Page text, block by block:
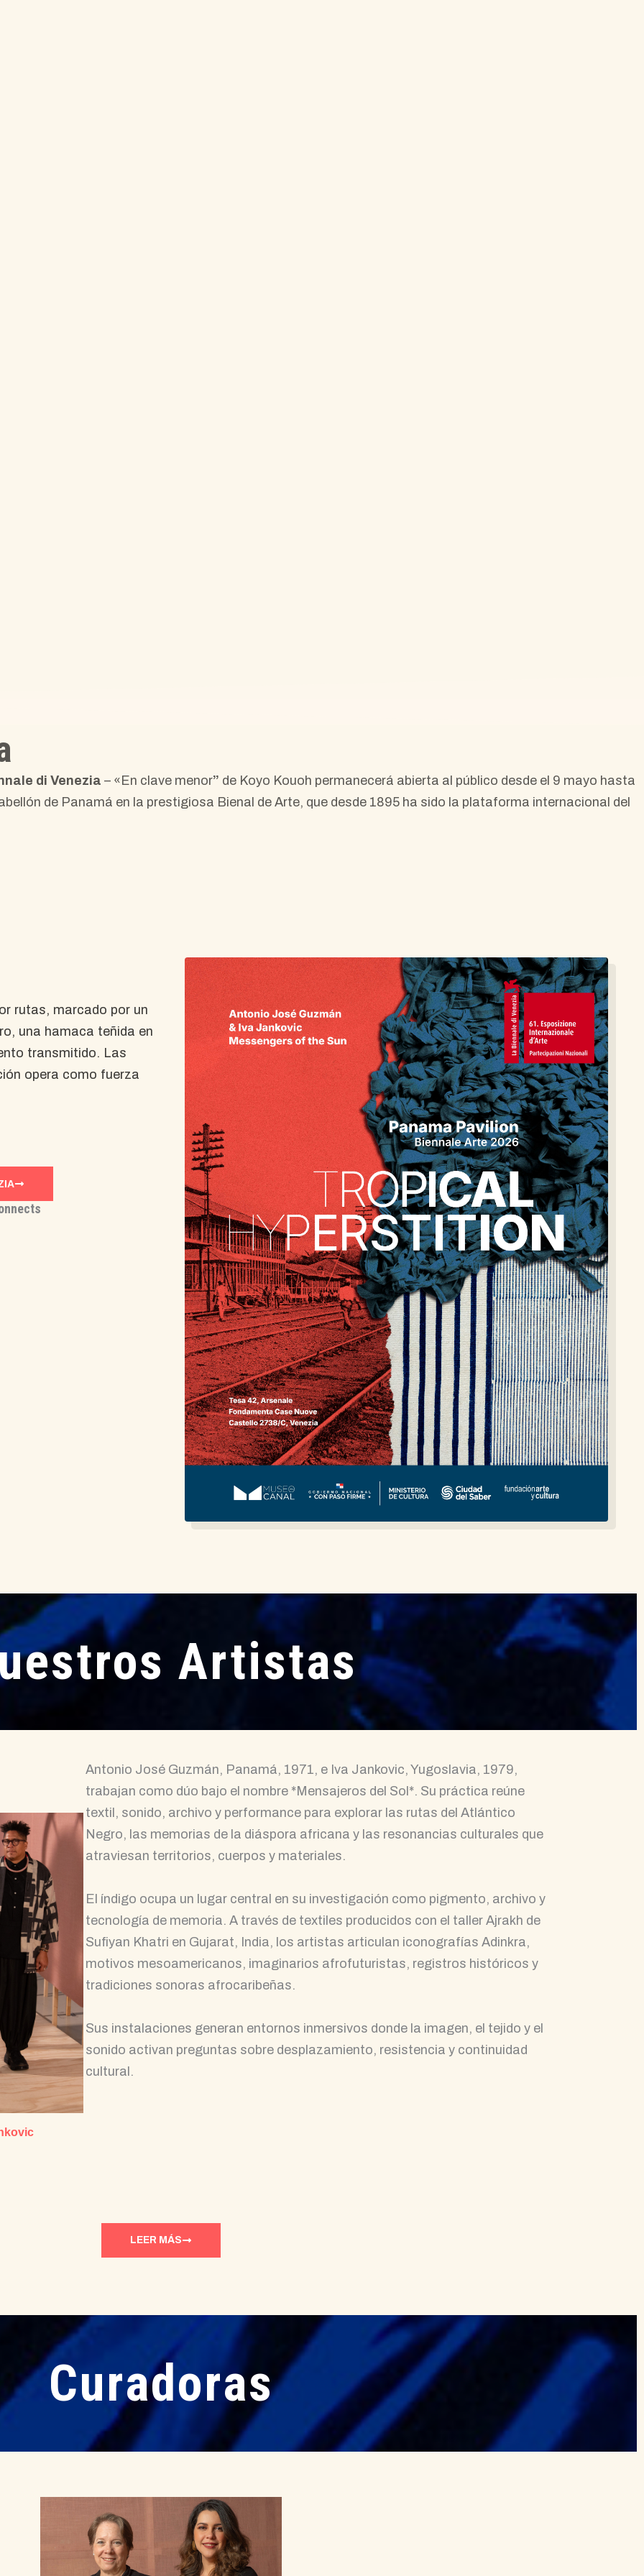
di Venezia – «En clave menor” de Koyo Kouoh permanecerá abierta al público desde el 9 mayo hasta
de Panamá en la prestigiosa Bienal de Arte, que desde 1895 ha sido la plataforma internacional del
rutas, marcado por un
una hamaca teñida en
transmitido. Las
opera como fuerza
Artistas
Antonio José Guzmán, Panamá, 1971, e Iva Jankovic, Yugoslavia, 1979,
trabajan como dúo bajo el nombre *Mensajeros del Sol*. Su práctica reúne
textil, sonido, archivo y performance para explorar las rutas del Atlántico
Negro, las memorias de la diáspora africana y las resonancias culturales que
atraviesan territorios, cuerpos y materiales.
El índigo ocupa un lugar central en su investigación como pigmento, archivo y
tecnología de memoria. A través de textiles producidos con el taller Ajrakh de
Sufiyan Khatri en Gujarat, India, los artistas articulan iconografías Adinkra,
motivos mesoamericanos, imaginarios afrofuturistas, registros históricos y
tradiciones sonoras afrocaribeñas.
Sus instalaciones generan entornos inmersivos donde la imagen, el tejido y el
sonido activan preguntas sobre desplazamiento, resistencia y continuidad
cultural.
LEER MÁS
Curadoras